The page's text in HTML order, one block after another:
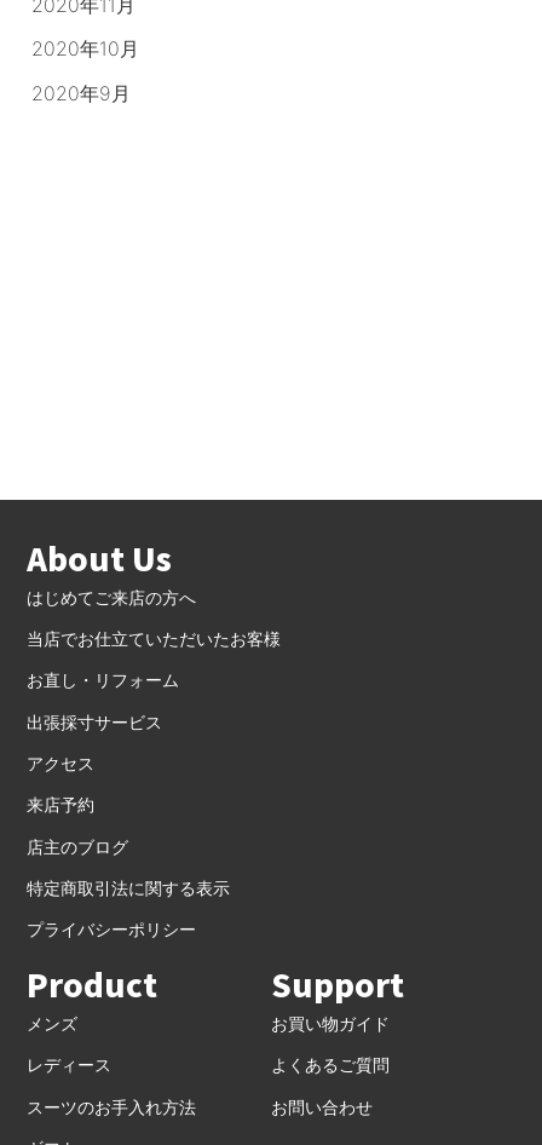
2020年11月
2020年10月
2020年9月
About Us
はじめてご来店の方へ
当店でお仕立ていただいたお客様
お直し・リフォーム
出張採寸サービス
アクセス
来店予約
店主のブログ
特定商取引法に関する表示
プライバシーポリシー
Product
メンズ
レディース
スーツのお手入れ方法
Support
お買い物ガイド
よくあるご質問
お問い合わせ